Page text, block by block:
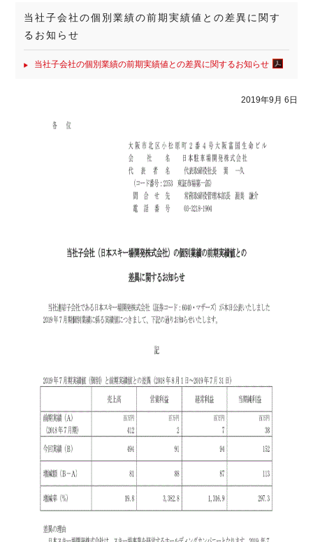
当社子会社の個別業績の前期実績値との差異に関す
るお知らせ
当社子会社の個別業績の前期実績値との差異に関するお知らせ
2019年9月 6日